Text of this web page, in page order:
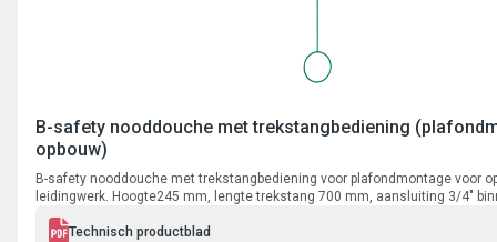
B-safety nooddouche met trekstangbediening
opbouw)
B-safety nooddouche met trekstangbediening voor plafondmontage voor
leidingwerk. Hoogte245 mm, lengte trekstang 700 mm, aansluiting 3/4"
Technisch productblad